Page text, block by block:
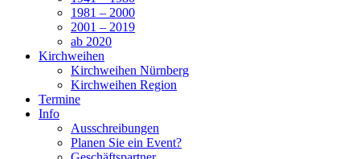
1981 – 2000
2001 – 2019
ab 2020
Kirchweihen
Kirchweihen Nürnberg
Kirchweihen Region
Termine
Info
Ausschreibungen
Planen Sie ein Event?